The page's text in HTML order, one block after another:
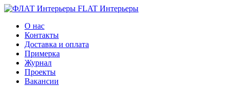
FLAT Интерьеры
О нас
Контакты
Доставка и оплата
Примерка
Журнал
Проекты
Вакансии